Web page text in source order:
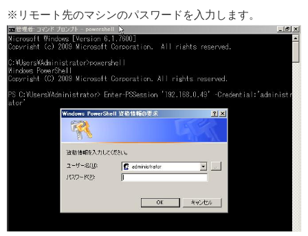
※リモート先のマシンのパスワードを入力します。